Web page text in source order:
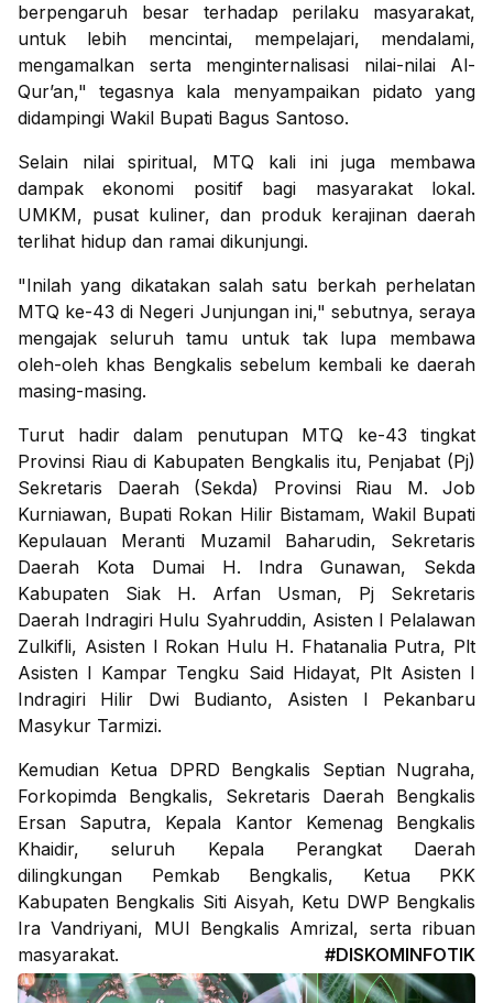
berpengaruh besar terhadap perilaku masyarakat,
untuk lebih mencintai, mempelajari, mendalami,
mengamalkan serta menginternalisasi nilai-nilai Al-
Qur’an," tegasnya kala menyampaikan pidato yang
didampingi Wakil Bupati Bagus Santoso.
Selain nilai spiritual, MTQ kali ini juga membawa
dampak ekonomi positif bagi masyarakat lokal.
UMKM, pusat kuliner, dan produk kerajinan daerah
terlihat hidup dan ramai dikunjungi.
"Inilah yang dikatakan salah satu berkah perhelatan
MTQ ke-43 di Negeri Junjungan ini," sebutnya, seraya
mengajak seluruh tamu untuk tak lupa membawa
oleh-oleh khas Bengkalis sebelum kembali ke daerah
masing-masing.
Turut hadir dalam penutupan MTQ ke-43 tingkat
Provinsi Riau di Kabupaten Bengkalis itu, Penjabat (Pj)
Sekretaris Daerah (Sekda) Provinsi Riau M. Job
Kurniawan, Bupati Rokan Hilir Bistamam, Wakil Bupati
Kepulauan Meranti Muzamil Baharudin, Sekretaris
Daerah Kota Dumai H. Indra Gunawan, Sekda
Kabupaten Siak H. Arfan Usman, Pj Sekretaris
Daerah Indragiri Hulu Syahruddin, Asisten I Pelalawan
Zulkifli, Asisten I Rokan Hulu H. Fhatanalia Putra, Plt
Asisten I Kampar Tengku Said Hidayat, Plt Asisten I
Indragiri Hilir Dwi Budianto, Asisten I Pekanbaru
Masykur Tarmizi.
Kemudian Ketua DPRD Bengkalis Septian Nugraha,
Forkopimda Bengkalis, Sekretaris Daerah Bengkalis
Ersan Saputra, Kepala Kantor Kemenag Bengkalis
Khaidir, seluruh Kepala Perangkat Daerah
dilingkungan Pemkab Bengkalis, Ketua PKK
Kabupaten Bengkalis Siti Aisyah, Ketu DWP Bengkalis
Ira Vandriyani, MUI Bengkalis Amrizal, serta ribuan
masyarakat. #DISKOMINFOTIK